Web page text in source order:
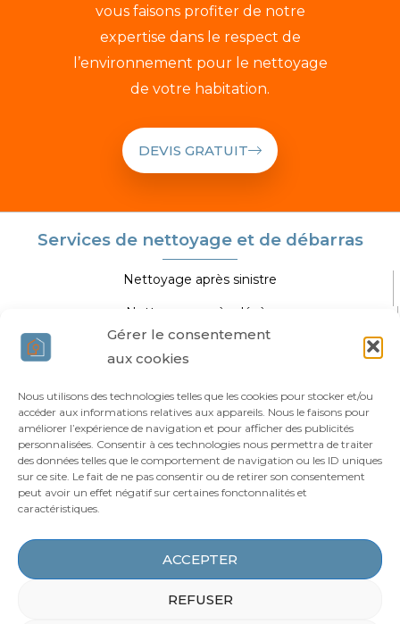
Gérer le consentement
aux cookies
Nous utilisons des technologies telles que les cookies pour stocker et/ou
accéder aux informations relatives aux appareils. Nous le faisons pour
améliorer l’expérience de navigation et pour afficher des publicités
personnalisées. Consentir à ces technologies nous permettra de traiter
des données telles que le comportement de navigation ou les ID uniques
sur ce site. Le fait de ne pas consentir ou de retirer son consentement
peut avoir un effet négatif sur certaines fonctonnalités et
caractéristiques.
ACCEPTER
REFUSER
vous faisons profiter de notre
expertise dans le respect de
l’environnement pour le nettoyage
de votre habitation.
DEVIS GRATUIT
Services de nettoyage et de débarras
Nettoyage après sinistre
Nettoyage après décès
Nettoyage extrême
Agir Nettoyage Extrême
Vous êtes professionnel ?
Qui sommes-nous ?
Blog
Zones d’intervention